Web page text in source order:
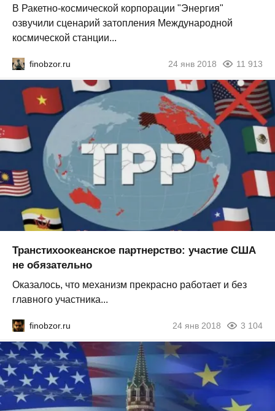
В Ракетно-космической корпорации "Энергия"
озвучили сценарий затопления Международной
космической станции...
finobzor.ru 24 янв 2018 11 913
Транстихоокеанское партнерство: участие США
не обязательно
Оказалось, что механизм прекрасно работает и без
главного участника...
finobzor.ru 24 янв 2018 3 104